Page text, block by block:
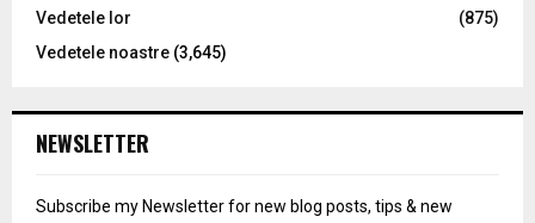
Vedetele lor
(875)
Vedetele noastre (3,645)
NEWSLETTER
Subscribe my Newsletter for new blog posts, tips & new